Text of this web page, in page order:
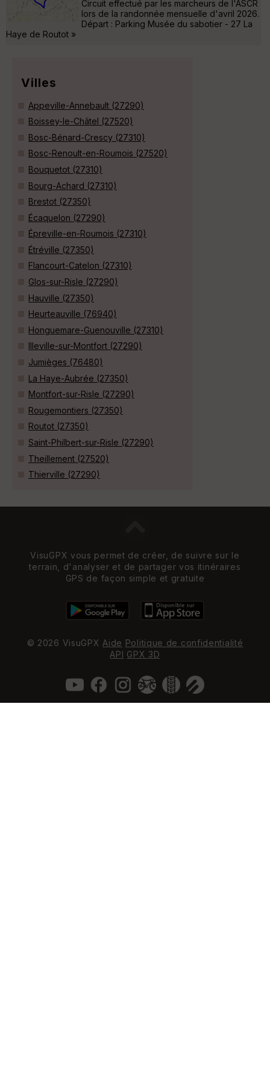
Circuit effectué par les marcheurs de l'ASCR
lors de la randonnée mensuelle d'avril 2026.
Départ : Parking Musée du sabotier - 27 La
Haye de Routot »
Villes
Appeville-Annebault (27290)
Boissey-le-Châtel (27520)
Bosc-Bénard-Crescy (27310)
Bosc-Renoult-en-Roumois (27520)
Bouquetot (27310)
Bourg-Achard (27310)
Brestot (27350)
Écaquelon (27290)
Épreville-en-Roumois (27310)
Étréville (27350)
Flancourt-Catelon (27310)
Glos-sur-Risle (27290)
Hauville (27350)
Heurteauville (76940)
Honguemare-Guenouville (27310)
Illeville-sur-Montfort (27290)
Jumièges (76480)
La Haye-Aubrée (27350)
Montfort-sur-Risle (27290)
Rougemontiers (27350)
Routot (27350)
Saint-Philbert-sur-Risle (27290)
Theillement (27520)
Thierville (27290)
VisuGPX vous permet de créer, de suivre sur le
terrain, d'analyser et de partager vos itinéraires
GPS de façon simple et gratuite
© 2026 VisuGPX Aide Politique de confidentialité
API GPX 3D